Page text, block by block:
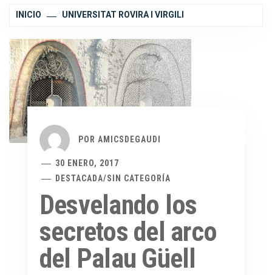
INICIO UNIVERSITAT ROVIRA I VIRGILI
POR AMICSDEGAUDI
30 ENERO, 2017
DESTACADA/SIN CATEGORÍA
Desvelando los
secretos del arco
del Palau Güell